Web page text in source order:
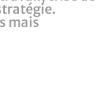
mais